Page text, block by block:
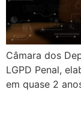
Câmara dos
LGPD Penal,
em quase 2